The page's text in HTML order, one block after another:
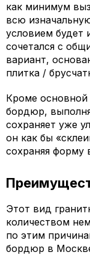
как минимум
всю
условием будет
сочетался с
вариант,
плитка /
Кроме основной
бордюр,
сохраняет уже
он как бы
сохраняя форму
Этот вид
количеством
по этим
бордюр в